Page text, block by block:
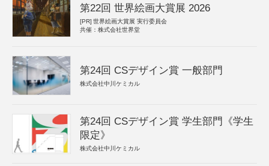
第22回 世界絵画大賞展 2026
[PR] 世界絵画大賞展 実行委員会
共催：株式会社世界堂
第24回 CSデザイン賞 一般部門
株式会社中川ケミカル
第24回 CSデザイン賞 学生部門《学生
限定》
株式会社中川ケミカル